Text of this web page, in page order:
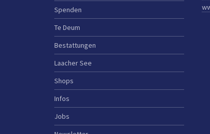
Spenden
Te Deum
Bestattungen
Laacher See
Shops
Infos
Jobs